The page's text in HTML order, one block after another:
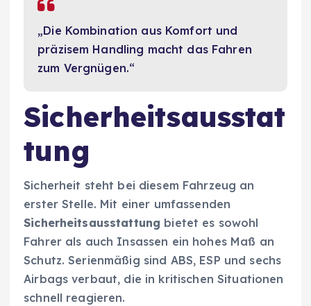
„Die Kombination aus Komfort und
präzisem Handling macht das Fahren
zum Vergnügen.“
Sicherheitsausstat
tung
Sicherheit steht bei diesem Fahrzeug an
erster Stelle. Mit einer umfassenden
Sicherheitsausstattung bietet es sowohl
Fahrer als auch Insassen ein hohes Maß an
Schutz. Serienmäßig sind ABS, ESP und sechs
Airbags verbaut, die in kritischen Situationen
schnell reagieren.